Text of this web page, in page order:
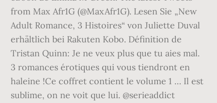
from Max Afr1G (@MaxAfr1G). Lesen Sie „New
Adult Romance, 3 Histoires“ von Juliette Duval
erhältlich bei Rakuten Kobo. Définition de
Tristan Quinn: Je ne veux plus que tu aies mal.
3 romances érotiques qui vous tiendront en
haleine !Ce coffret contient le volume 1 … Il est
sublime, on ne voit que lui. @serieaddict